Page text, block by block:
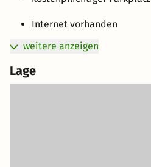
Internet vorhanden
weitere anzeigen
Lage